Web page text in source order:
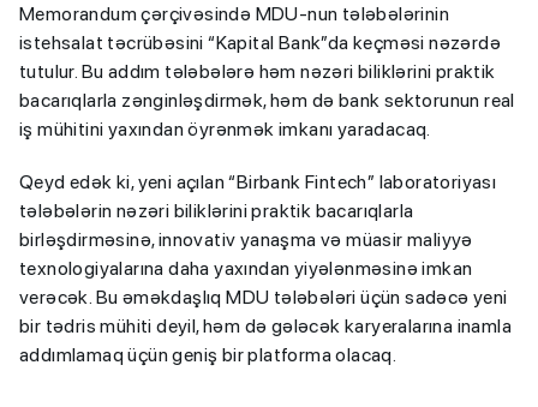
Memorandum çərçivəsində MDU-nun tələbələrinin
istehsalat təcrübəsini “Kapital Bank”da keçməsi nəzərdə
tutulur. Bu addım tələbələrə həm nəzəri biliklərini praktik
bacarıqlarla zənginləşdirmək, həm də bank sektorunun real
iş mühitini yaxından öyrənmək imkanı yaradacaq.
Qeyd edək ki, yeni açılan “Birbank Fintech” laboratoriyası
tələbələrin nəzəri biliklərini praktik bacarıqlarla
birləşdirməsinə, innovativ yanaşma və müasir maliyyə
texnologiyalarına daha yaxından yiyələnməsinə imkan
verəcək. Bu əməkdaşlıq MDU tələbələri üçün sadəcə yeni
bir tədris mühiti deyil, həm də gələcək karyeralarına inamla
addımlamaq üçün geniş bir platforma olacaq.